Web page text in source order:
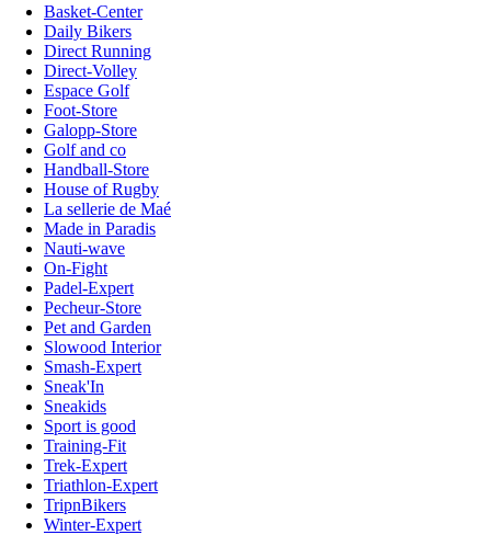
Basket-Center
Daily Bikers
Direct Running
Direct-Volley
Espace Golf
Foot-Store
Galopp-Store
Golf and co
Handball-Store
House of Rugby
La sellerie de Maé
Made in Paradis
Nauti-wave
On-Fight
Padel-Expert
Pecheur-Store
Pet and Garden
Slowood Interior
Smash-Expert
Sneak'In
Sneakids
Sport is good
Training-Fit
Trek-Expert
Triathlon-Expert
TripnBikers
Winter-Expert